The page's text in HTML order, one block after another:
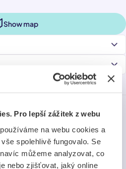
Pro lepší zážitek z webu
na webu cookies a
spolehlivě fungovalo. Se
můžeme analyzovat, co
nebo zjišťovat, jaký online
Show map
LatestLast chance